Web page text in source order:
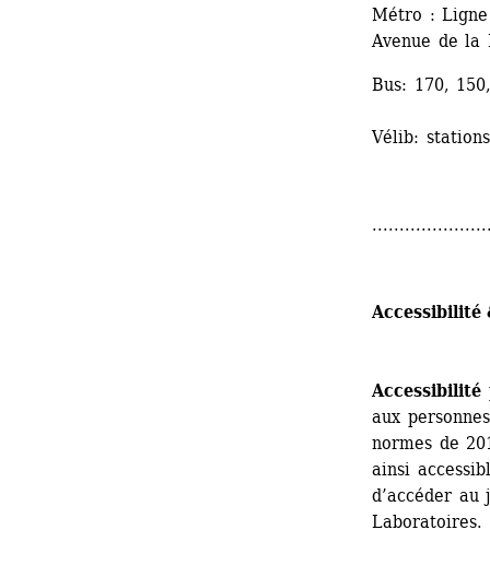
Métro : Ligne
Avenue de la
Bus: 170,
Vélib:
Accessibilité
aux
normes de
ainsi
d’accéder
Laboratoires.